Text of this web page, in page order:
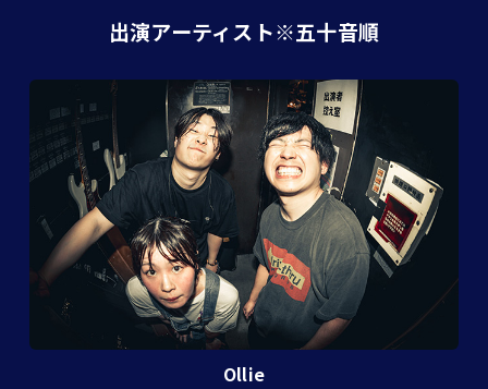
出演アーティスト※五十音順
Ollie